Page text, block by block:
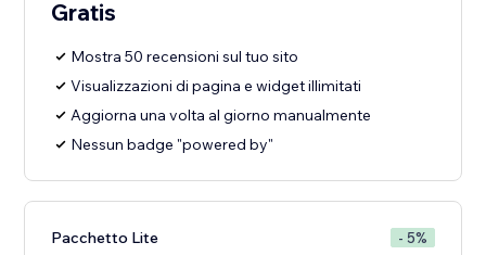
Gratis
Mostra 50 recensioni sul tuo sito
Visualizzazioni di pagina e widget illimitati
Aggiorna una volta al giorno manualmente
Nessun badge "powered by"
Pacchetto Lite - 5%